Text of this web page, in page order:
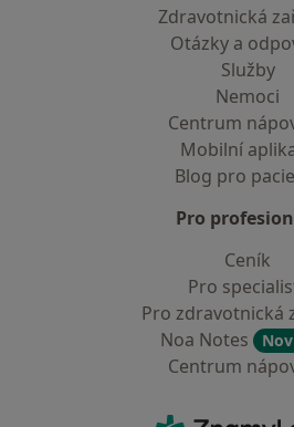
Zdravotnická
Otázky a
Služby
Nemoci
Centrum
Mobilní
Blog pro
Pro
Ceník
Pro
Pro zdravotnická
Noa Notes
Centrum